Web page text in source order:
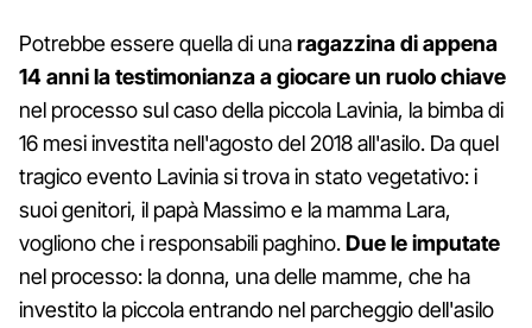
Potrebbe essere quella di unaragazzina di appena
14 anni la testimonianza a giocare un ruolo chiave
nel processo sul caso della piccola Lavinia, la bimba di
16 mesi investita nell'agosto del 2018 all'asilo. Da quel
tragico evento Lavinia si trova in stato vegetativo: i
suoi genitori, il papà Massimo e la mamma Lara,
vogliono che i responsabili paghino.Due le imputate
nel processo: la donna, una delle mamme, che ha
investito la piccola entrando nel parcheggio dell'asilo